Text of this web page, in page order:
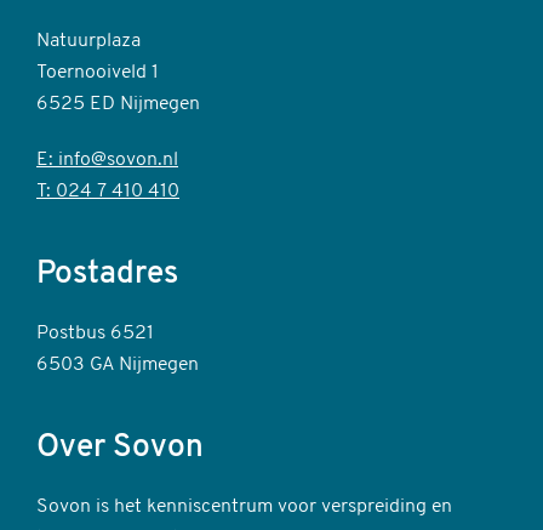
Natuurplaza
Toernooiveld 1
6525 ED Nijmegen
E: info@sovon.nl
T: 024 7 410 410
Postadres
Postbus 6521
6503 GA Nijmegen
Over Sovon
Sovon is het kenniscentrum voor verspreiding en